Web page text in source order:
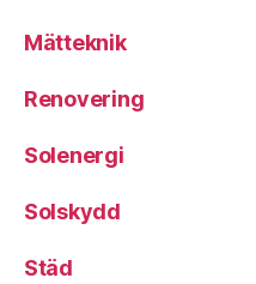
Mätteknik
Renovering
Solenergi
Solskydd
Städ